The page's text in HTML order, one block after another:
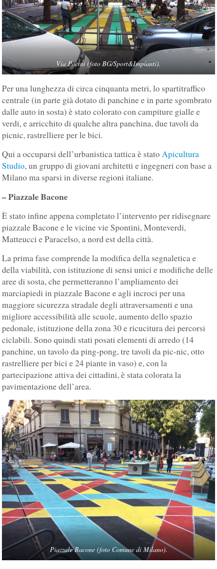
Via Pacini (foto BG/Sport&Impianti).
Per una lunghezza di circa cinquanta metri, lo spartitraffico
centrale (in parte già dotato di panchine e in parte sgombrato
dalle auto in sosta) è stato colorato con campiture gialle e
verdi, e arricchito di qualche altra panchina, due tavoli da
picnic, rastrelliere per le bici.
Qui a occuparsi dell’urbanistica tattica è statoApicultura
Studio, un gruppo di giovani architetti e ingegneri con base a
Milano ma sparsi in diverse regioni italiane.
– Piazzale Bacone
È stato infine appena completato l’intervento per ridisegnare
piazzale Bacone e le vicine vie Spontini, Monteverdi,
Matteucci e Paracelso, a nord est della città.
La prima fase comprende la modifica della segnaletica e
della viabilità, con istituzione di sensi unici e modifiche delle
aree di sosta, che permetteranno l’ampliamento dei
marciapiedi in piazzale Bacone e agli incroci per una
maggiore sicurezza stradale degli attraversamenti e una
migliore accessibilità alle scuole, aumento dello spazio
pedonale, istituzione della zona 30 e ricucitura dei percorsi
ciclabili. Sono quindi stati posati elementi di arredo (14
panchine, un tavolo da ping-pong, tre tavoli da pic-nic, otto
rastrelliere per bici e 24 piante in vaso) e, con la
partecipazione attiva dei cittadini, è stata colorata la
pavimentazione dell’area.
Piazzale Bacone (foto Comune di Milano).